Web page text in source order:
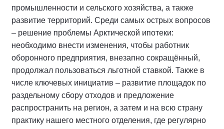
промышленности и сельского хозяйства, а также
развитие территорий. Среди самых острых вопросов
– решение проблемы Арктической ипотеки:
необходимо внести изменения, чтобы работник
оборонного предприятия, внезапно сокращённый,
продолжал пользоваться льготной ставкой. Также в
числе ключевых инициатив – развитие площадок по
раздельному сбору отходов и предложение
распространить на регион, а затем и на всю страну
практику нашего местного отделения, где регулярно